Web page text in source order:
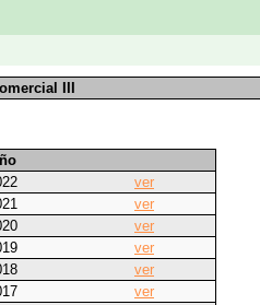
III
ver
ver
ver
ver
ver
ver